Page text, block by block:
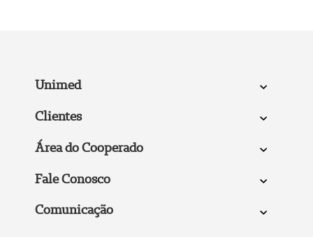
Unimed
Clientes
Área do Cooperado
Fale Conosco
Comunicação